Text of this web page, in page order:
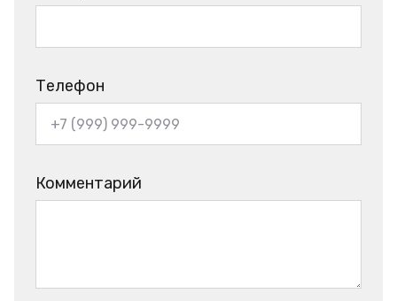
Телефон
Комментарий